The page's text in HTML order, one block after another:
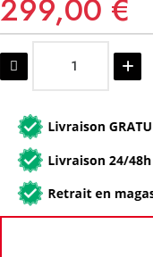
299,00 €